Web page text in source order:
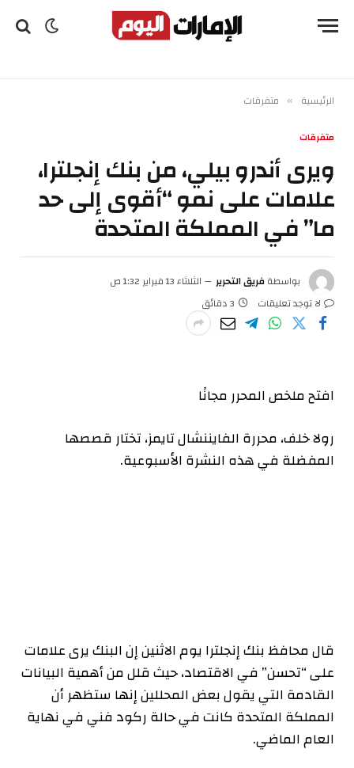
الرئيسية » متفرقات
متفرقات
ويرى أندرو بيلي، من بنك إنجلترا،
علامات على نمو “أقوى إلى حد
ما” في المملكة المتحدة
بواسطةفريق التحرير
الثلاثاء 13 فبراير 1:32 ص
لا توجد تعليقات
3 دقائق
افتح ملخص المحرر مجانًا
رولا خلف، محررة الفايننشال تايمز، تختار قصصها
المفضلة في هذه النشرة الأسبوعية.
قال محافظ بنك إنجلترا يوم الاثنين إن البنك يرى علامات
على “تحسن” في الاقتصاد، حيث قلل من أهمية البيانات
القادمة التي يقول بعض المحللين إنها ستظهر أن
المملكة المتحدة كانت في حالة ركود فني في نهاية
العام الماضي.